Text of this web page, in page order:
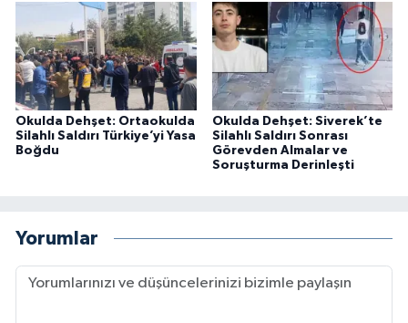
Okulda Dehşet: Ortaokulda
Silahlı Saldırı Türkiye’yi Yasa
Boğdu
Okulda Dehşet: Siverek’te
Silahlı Saldırı Sonrası
Görevden Almalar ve
Soruşturma Derinleşti
Yorumlar